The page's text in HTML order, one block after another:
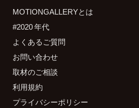
MOTIONGALLERYとは
#2020 年代
よくあるご質問
お問い合わせ
取材のご相談
利用規約
プライバシーポリシー